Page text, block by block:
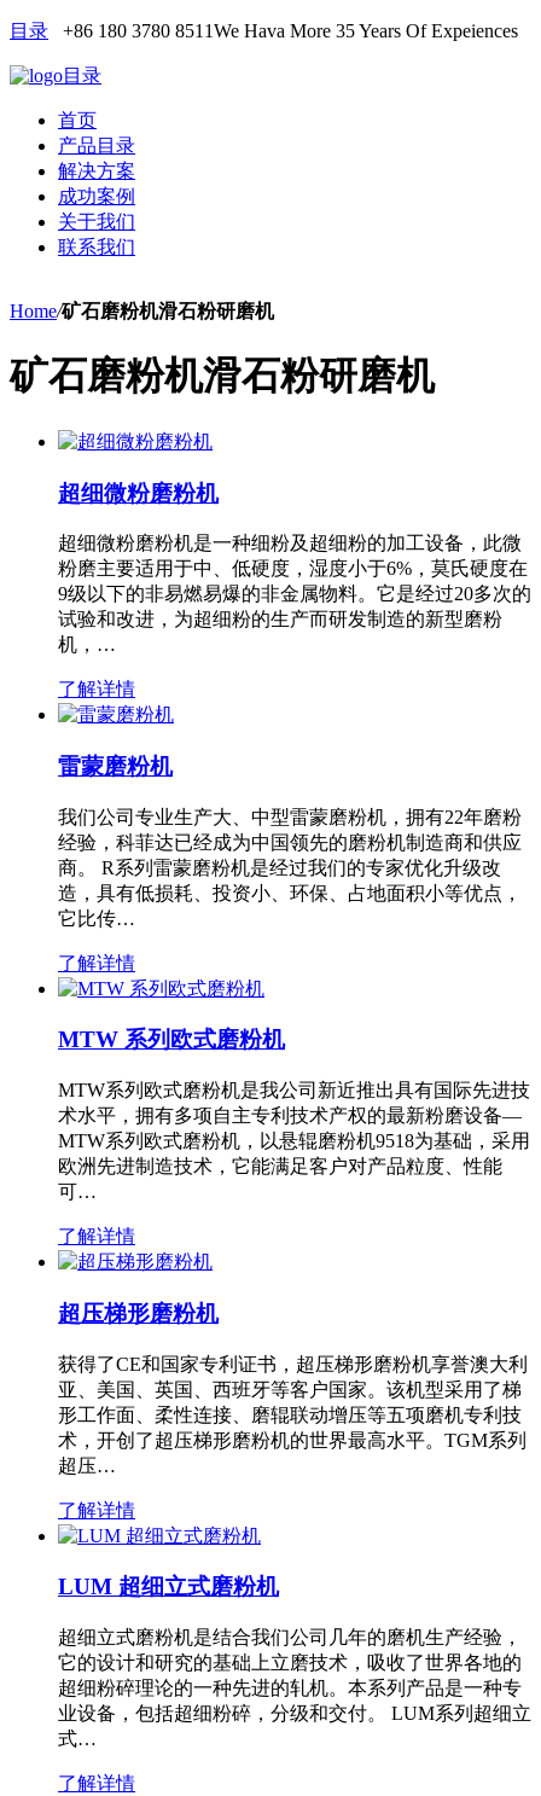
目录 +86 180 3780 8511We Hava More 35 Years Of Expeiences
目录
首页
产品目录
解决方案
成功案例
关于我们
联系我们
Home/矿石磨粉机滑石粉研磨机
矿石磨粉机滑石粉研磨机
超细微粉磨粉机
超细微粉磨粉机是一种细粉及超细粉的加工设备，此微
粉磨主要适用于中、低硬度，湿度小于6%，莫氏硬度在
9级以下的非易燃易爆的非金属物料。它是经过20多次的
试验和改进，为超细粉的生产而研发制造的新型磨粉
机，…
了解详情
雷蒙磨粉机
我们公司专业生产大、中型雷蒙磨粉机，拥有22年磨粉
经验，科菲达已经成为中国领先的磨粉机制造商和供应
商。 R系列雷蒙磨粉机是经过我们的专家优化升级改
造，具有低损耗、投资小、环保、占地面积小等优点，
它比传…
了解详情
MTW 系列欧式磨粉机
MTW系列欧式磨粉机是我公司新近推出具有国际先进技
术水平，拥有多项自主专利技术产权的最新粉磨设备—
MTW系列欧式磨粉机，以悬辊磨粉机9518为基础，采用
欧洲先进制造技术，它能满足客户对产品粒度、性能
可…
了解详情
超压梯形磨粉机
获得了CE和国家专利证书，超压梯形磨粉机享誉澳大利
亚、美国、英国、西班牙等客户国家。该机型采用了梯
形工作面、柔性连接、磨辊联动增压等五项磨机专利技
术，开创了超压梯形磨粉机的世界最高水平。TGM系列
超压…
了解详情
LUM 超细立式磨粉机
超细立式磨粉机是结合我们公司几年的磨机生产经验，
它的设计和研究的基础上立磨技术，吸收了世界各地的
超细粉碎理论的一种先进的轧机。本系列产品是一种专
业设备，包括超细粉碎，分级和交付。 LUM系列超细立
式…
了解详情